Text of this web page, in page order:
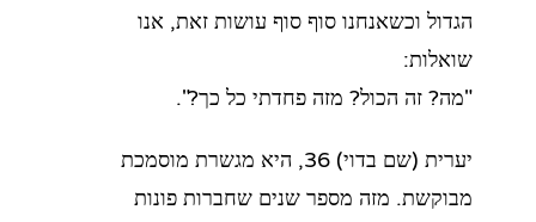
הגדול וכשאנחנו סוף סוף עושות זאת, אנו
שואלות:
"מה? זה הכול? מזה פחדתי כל כך?".
יערית (שם בדוי) 36, היא מגשרת מוסמכת
מבוקשת. מזה מספר שנים שחברות פונות